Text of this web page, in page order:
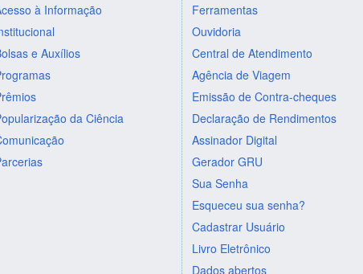
à Informação
e Auxílios
da Ciência
Ferramentas
Ouvidoria
Central de Atendimento
Agência de Viagem
Emissão de Contra-cheques
Declaração de Rendimentos
Assinador Digital
Gerador GRU
Sua Senha
Esqueceu sua senha?
Cadastrar Usuário
Livro Eletrônico
Dados abertos